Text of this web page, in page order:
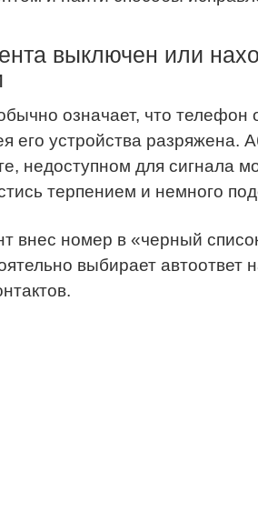
выключен или
означает, что телефон
его устройства разряжена.
недоступном для сигнала
терпением и немного
внес номер в «черный
выбирает автоответ